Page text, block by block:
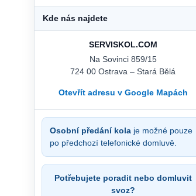
Kde nás najdete
SERVISKOL.COM
Na Sovinci 859/15
724 00 Ostrava – Stará Bělá
Otevřít adresu v Google Mapách
Osobní předání kola je možné pouze
po předchozí telefonické domluvě.
Potřebujete poradit nebo domluvit
svoz?